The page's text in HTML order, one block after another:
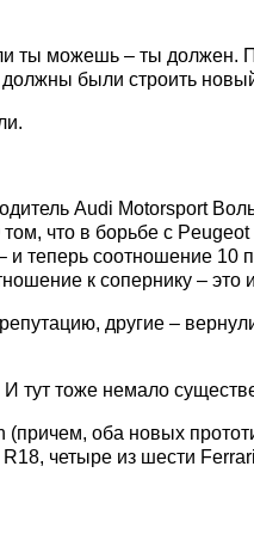
ты можешь – ты должен.
были строить
Audi Motorsport
что в борьбе с
теперь соотношение 10
к сопернику –
другие –
тут тоже немало
(причем, оба новых
R18, четыре из шести